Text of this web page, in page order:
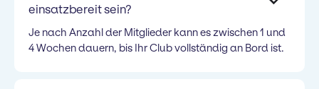
einsatzbereit sein?
Je nach Anzahl der Mitglieder kann es zwischen 1 und
4 Wochen dauern, bis Ihr Club vollständig an Bord ist.